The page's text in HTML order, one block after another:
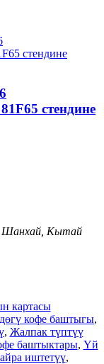
стендине
Шанхай, Кытай
картасы
кофе баштыгы,
, Жалпак түптүү
баштыктары, Үй
иштетүү,